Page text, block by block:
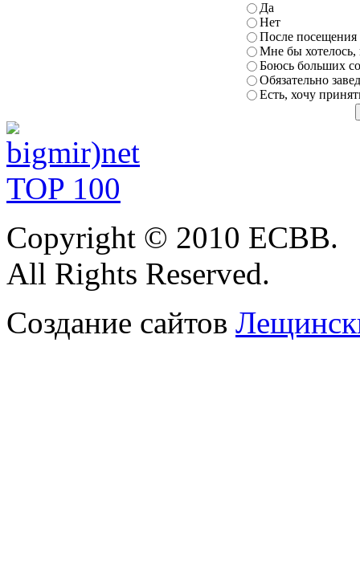
Да
Нет
После посещения
Мне бы хотелось,
Боюсь больших
Обязательно
Есть, хочу
Copyright © 2010 ЕСВВ.
All Rights Reserved.
Создание сайтов